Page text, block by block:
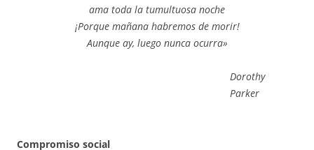
ama toda la tumultuosa noche
¡Porque mañana habremos de morir!
Aunque ay, luego nunca ocurra»
Dorothy
Parker
Compromiso social